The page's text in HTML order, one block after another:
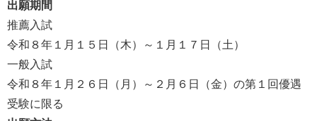
出願期間
推薦入試
令和８年１月１５日（木）～１月１７日（土）
一般入試
令和８年１月２６日（月）～２月６日（金）の第１回優遇
受験に限る